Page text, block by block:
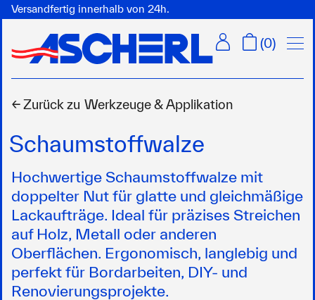
Versandfertig innerhalb von 24h.
(0)
← Zurück zu Werkzeuge & Applikation
Schaumstoffwalze
Hochwertige Schaumstoffwalze mit
doppelter Nut für glatte und gleichmäßige
Lackaufträge. Ideal für präzises Streichen
auf Holz, Metall oder anderen
Oberflächen. Ergonomisch, langlebig und
perfekt für Bordarbeiten, DIY- und
Renovierungsprojekte.